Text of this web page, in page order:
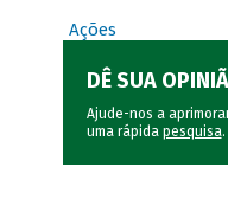
Ações
DÊ SUA
Ajude-nos a
uma rápida pesquisa.